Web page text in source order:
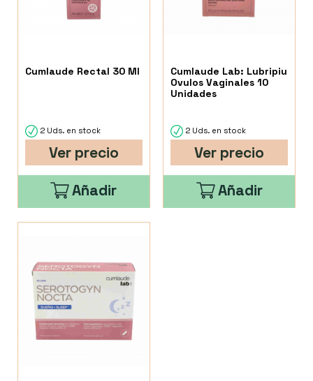
Cumlaude Rectal 30 Ml
2 Uds. en stock
Ver precio
Añadir
Cumlaude Lab: Lubripiu
Ovulos Vaginales 10
Unidades
2 Uds. en stock
Ver precio
Añadir